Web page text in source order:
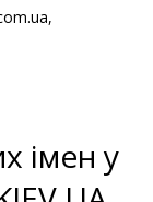
імен у